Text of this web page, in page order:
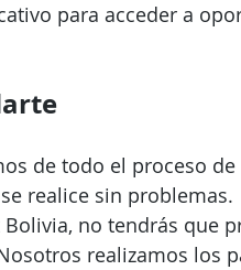
para acceder a
de todo el proceso
realice sin problemas.
Bolivia, no tendrás que
realizamos los